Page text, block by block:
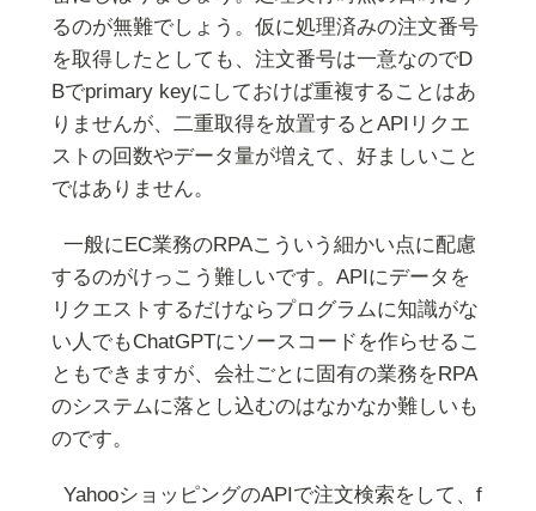
るのが無難でしょう。仮に処理済みの注文番号
を取得したとしても、注文番号は一意なのでD
Bでprimary keyにしておけば重複することはあ
りませんが、二重取得を放置するとAPIリクエ
ストの回数やデータ量が増えて、好ましいこと
ではありません。
一般にEC業務のRPAこういう細かい点に配慮
するのがけっこう難しいです。APIにデータを
リクエストするだけならプログラムに知識がな
い人でもChatGPTにソースコードを作らせるこ
ともできますが、会社ごとに固有の業務をRPA
のシステムに落とし込むのはなかなか難しいも
のです。
YahooショッピングのAPIで注文検索をして、f